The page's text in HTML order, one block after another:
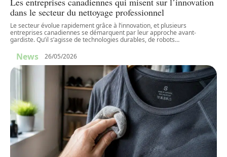
dans le secteur du nettoyage professionnel
Le secteur évolue rapidement grâce à l’innovation, et plusieurs
entreprises canadiennes se démarquent par leur approche avant-
gardiste. Qu’il s’agisse de technologies durables, de robots…
News 26/05/2026